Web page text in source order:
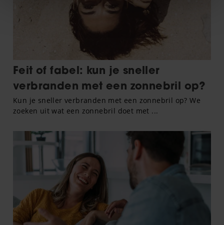
We gebruiken cookies om content en advertenties te
personaliseren, om functies voor social media te bieden
en om ons websiteverkeer te analyseren. Ook delen we
informatie over uw gebruik van onze site met onze
partners voor social media, adverteren en analyse. Deze
partners kunnen deze gegevens combineren met andere
informatie die u aan ze heeft verstrekt of die ze hebben
verzameld op basis van uw gebruik van hun services. U
gaat akkoord met onze cookies als u onze website blijft